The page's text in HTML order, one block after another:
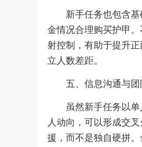
新手任务也包含
金情况合理购买护甲
射控制，有助于提升
立人数差距。
五、信息沟通与
虽然新手任务以
人动向，可以形成交
援，而不是独自硬拼